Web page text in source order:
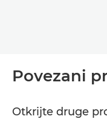
Povezani
Otkrijte druge